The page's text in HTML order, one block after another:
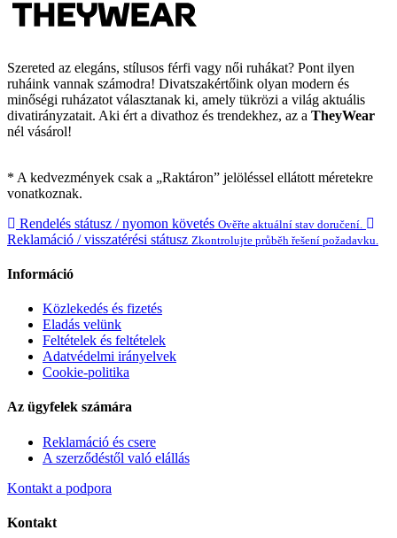
Szereted az elegáns, stílusos férfi vagy női ruhákat? Pont ilyen
ruháink vannak számodra! Divatszakértőink olyan modern és
minőségi ruházatot választanak ki, amely tükrözi a világ aktuális
divatirányzatait. Aki ért a divathoz és trendekhez, az a TheyWear
nél vásárol!
* A kedvezmények csak a „Raktáron” jelöléssel ellátott méretekre
vonatkoznak.
Rendelés státusz / nyomon követés Ověřte aktuální stav doručení.
Reklamáció / visszatérési státusz Zkontrolujte průběh řešení požadavku.
Információ
Közlekedés és fizetés
Eladás velünk
Feltételek és feltételek
Adatvédelmi irányelvek
Cookie-politika
Az ügyfelek számára
Reklamáció és csere
A szerződéstől való elállás
Kontakt a podpora
Kontakt